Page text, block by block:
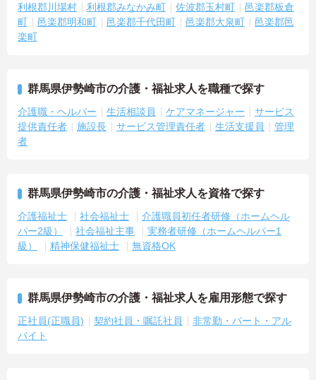
還元されるやりがいを感じられます
【自分らしいスタイルでいきいきと活躍できる環境です】
・髪色や髪型、ネイルなどが原則自由となっているため、個性を大
【全国展開の安定基盤で長期的なキャリアを描けます】
環境で長く働き続けることができます
・定年は65歳で70歳までの再雇用制度が整っているため、長期的な
視点でキャリアを築いていける安心感があります
利根郡川場村
利根郡みなかみ町 佐波郡玉村町
邑楽郡板倉
町
邑楽郡明和町 邑楽郡千代田町 邑楽郡大泉町
邑楽郡邑
楽町
群馬県伊勢崎市の介護・福祉求人を職種で探す
介護職・ヘルパー 生活相談員 ケアマネージャー
サービス
提供責任者
施設長 サービス管理責任者 生活支援員
管理
者
群馬県伊勢崎市の介護・福祉求人を資格で探す
介護福祉士 社会福祉士
介護職員初任者研修（ホームヘル
パー2級）
社会福祉主事
実務者研修（ホームヘルパー1
級）
精神保健福祉士 無資格OK
群馬県伊勢崎市の介護・福祉求人を雇用形態で探す
正社員(正職員) 契約社員・嘱託社員
非常勤・パート・アル
バイト